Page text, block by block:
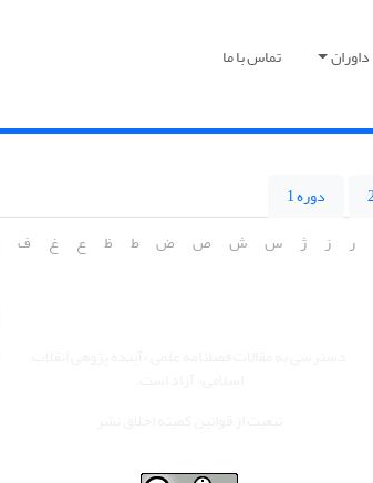
داوران تماس با ما
دوره 1
ر ز ژ س ش ص ض ط ظ ع غ ف